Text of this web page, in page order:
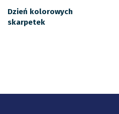
Dzień kolorowych
skarpetek